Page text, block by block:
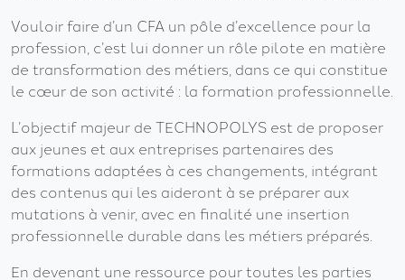
Vouloir faire d’un CFA un pôle d’excellence pour la
profession, c’est lui donner un rôle pilote en matière
de transformation des métiers, dans ce qui constitue
le cœur de son activité : la formation professionnelle.
L’objectif majeur de TECHNOPOLYS est de proposer
aux jeunes et aux entreprises partenaires des
formations adaptées à ces changements, intégrant
des contenus qui les aideront à se préparer aux
mutations à venir, avec en finalité une insertion
professionnelle durable dans les métiers préparés.
En devenant une ressource pour toutes les parties